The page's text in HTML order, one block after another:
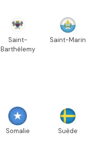
Saint-
Barthélemy
Saint-Marin
Somalie Suède